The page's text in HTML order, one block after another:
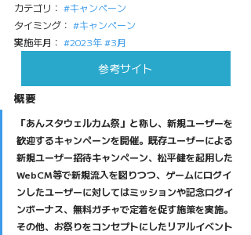
カテゴリ： #キャンペーン
タイミング： #キャンペーン
実施年月： #2023年#3月
参考サイト
概要
「あんスタウェルカム祭」と称し、新規ユーザーを
歓迎するキャンペーンを開催。既存ユーザーによる
新規ユーザー招待キャンペーン、松平健を起用した
WebCM等で新規流入を図りつつ、ゲームにログイ
ンしたユーザーに対してはミッションや記念ログイ
ンボーナス、無料ガチャで定着を促す施策を実施。
その他、お祭りをコンセプトにしたリアルイベント